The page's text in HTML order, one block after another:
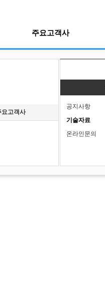
주요고객사
요고객사
공지사항
기술자료
온라인문의
니다.